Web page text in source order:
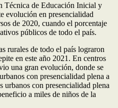
Técnica de Educación Inicial y
evolución en presencialidad
de 2020, cuando el porcentaje
públicos de todo el país.
rurales de todo el país lograron
en este año 2021. En centros
una gran evolución, donde se
con presencialidad plena a
urbanos con presencialidad plena
a miles de niños de la